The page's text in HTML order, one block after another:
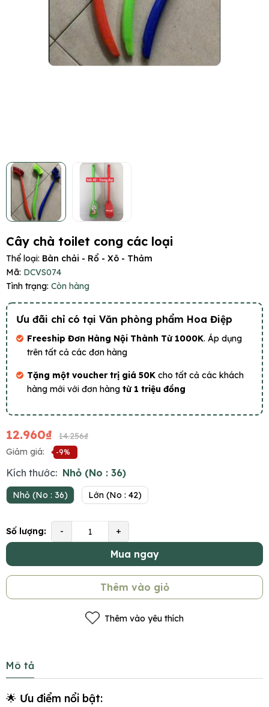
Cây chà toilet cong các loại
Thể loại: Bàn chải - Rổ - Xô - Thảm
Mã: DCVS074
Tình trạng: Còn hàng
Ưu đãi chỉ có tại Văn phòng phẩm Hoa Điệp
Freeship Đơn Hàng Nội Thành Từ 1000K. Áp dụng
trên tất cả các đơn hàng
Tặng một voucher trị giá 50K cho tất cả các khách
hàng mới với đơn hàng từ 1 triệu đồng
12.960₫
14.256₫
Giảm giá:
-9%
Kích thước: Nhỏ (No : 36)
Nhỏ (No : 36) Lớn (No : 42)
Số lượng: - +
Mua ngay
Thêm vào giỏ
Thêm vào yêu thích
Mô tả
🌟 Ưu điểm nổi bật: